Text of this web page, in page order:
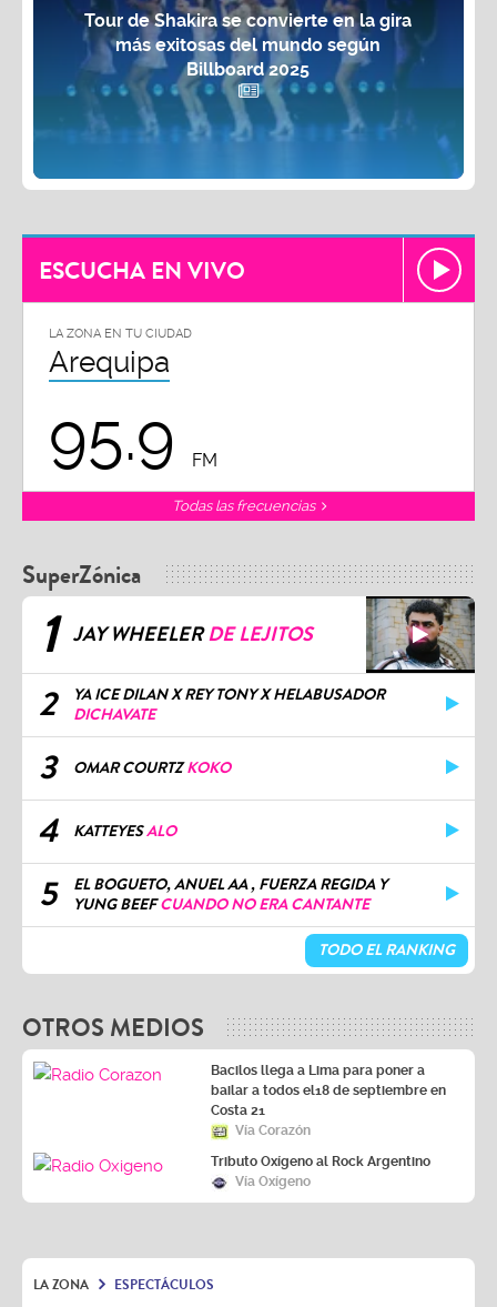
Tour de Shakira se convierte en la gira
más exitosas del mundo según
Billboard 2025
ESCUCHA EN VIVO
LA ZONA EN TU CIUDAD
Arequipa
95.9 FM
Todas las frecuencias
SuperZónica
1 JAY WHEELERDE LEJITOS
2
YA ICE DILAN X REY TONY X HELABUSADOR
DICHAVATE
3 OMAR COURTZKOKO
4 KATTEYESALO
5
EL BOGUETO, ANUEL AA , FUERZA REGIDA Y
YUNG BEEFCUANDO NO ERA CANTANTE
TODO EL RANKING
OTROS MEDIOS
Bacilos llega a Lima para poner a
bailar a todos el18 de septiembre en
Costa 21
Vía Corazón
Tributo Oxígeno al Rock Argentino
Vía Oxígeno
LA ZONA ESPECTÁCULOS